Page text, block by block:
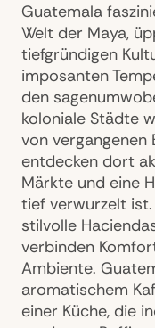
Guatemala
Welt der Maya,
tiefgründigen
imposanten
den
koloniale Städte
von vergangenen
entdecken dort
Märkte und eine
tief verwurzelt
stilvolle
verbinden
Ambiente.
aromatischem
einer Küche, die